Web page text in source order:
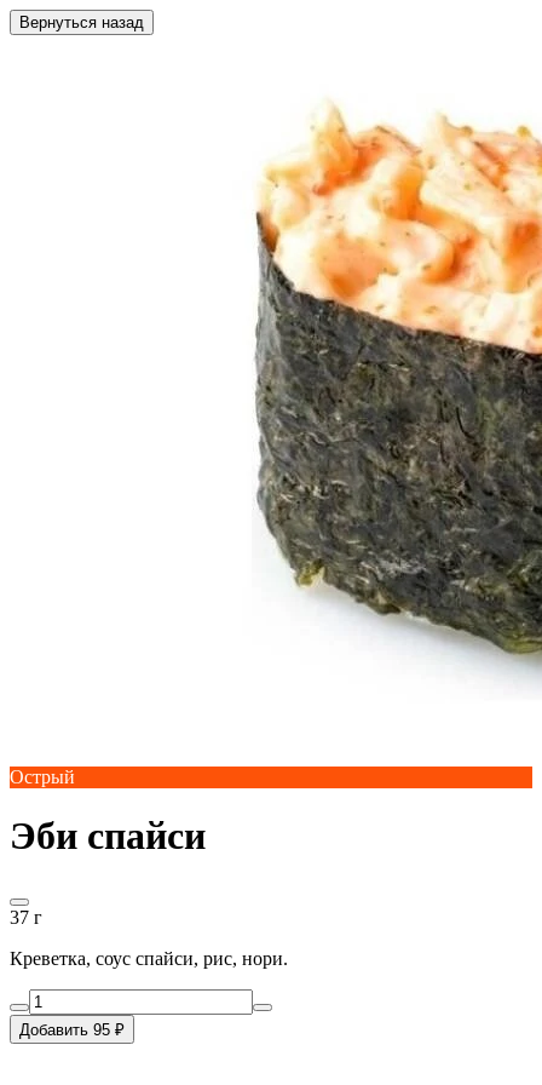
Вернуться назад
Острый
Эби спайси
37 г
Креветка, соус спайси, рис, нори.
Добавить 95 ₽